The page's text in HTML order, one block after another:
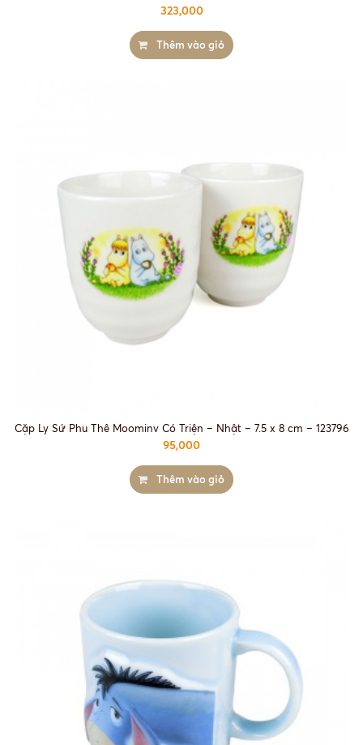
323,000
Thêm vào giỏ
Cặp Ly Sứ Phu Thê Moominv Có Triện – Nhật – 7.5 x 8 cm – 123796
95,000
Thêm vào giỏ